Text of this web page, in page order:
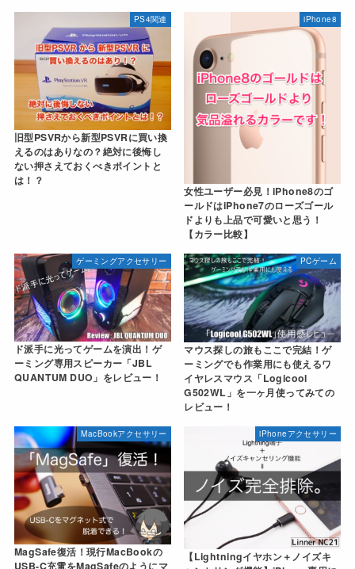
PS4関連
旧型PSVRから新型PSVRに買い換
えるのはありなの？絶対に後悔し
ない押さえておくべきポイントと
は！？
iPhone8
女性ユーザー必見！iPhone8のゴ
ールドはiPhone7のローズゴール
ドよりも上品で可愛いと思う！
【カラー比較】
ゲーミングアクセサリー
ド派手に光ってゲームを演出！ゲ
ーミング専用スピーカー「JBL
QUANTUM DUO」をレビュー！
PCゲーム
マウス探しの旅もここで完結！ゲ
ーミングでも作業用にも使えるワ
イヤレスマウス「Logicool
G502WL」を一ヶ月使ってみての
レビュー！
MacBookアクセサリー
MagSafe復活！現行MacBookの
USB-C充電をMagSafeのようにマ
iPhoneアクセサリー
【Lightningイヤホン＋ノイズキ